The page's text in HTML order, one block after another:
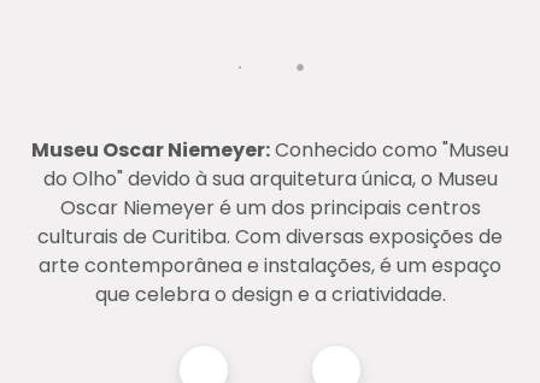
Museu Oscar Niemeyer:Conhecido como "Museu
do Olho" devido à sua arquitetura única, o Museu
Oscar Niemeyer é um dos principais centros
culturais de Curitiba. Com diversas exposições de
arte contemporânea e instalações, é um espaço
que celebra o design e a criatividade​​.